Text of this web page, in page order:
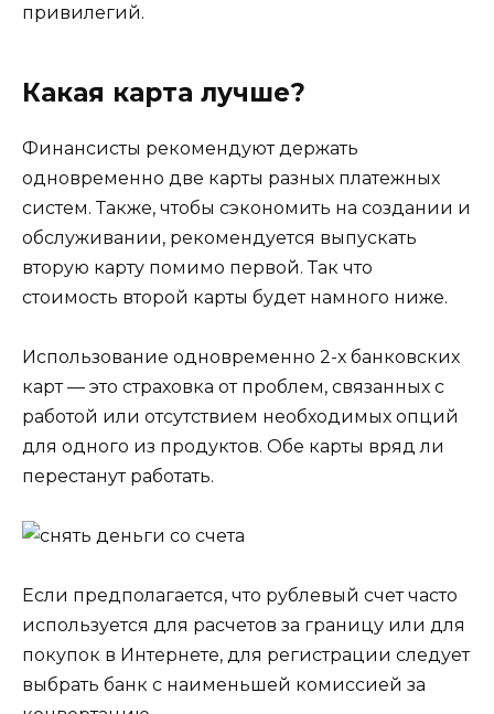
привилегий.
Какая карта лучше?
Финансисты рекомендуют держать
одновременно две карты разных платежных
систем. Также, чтобы сэкономить на создании и
обслуживании, рекомендуется выпускать
вторую карту помимо первой. Так что
стоимость второй карты будет намного ниже.
Использование одновременно 2-х банковских
карт — это страховка от проблем, связанных с
работой или отсутствием необходимых опций
для одного из продуктов. Обе карты вряд ли
перестанут работать.
Если предполагается, что рублевый счет часто
используется для расчетов за границу или для
покупок в Интернете, для регистрации следует
выбрать банк с наименьшей комиссией за